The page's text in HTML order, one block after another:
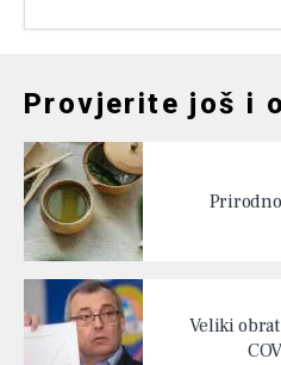
Provjerite još i
Veliki